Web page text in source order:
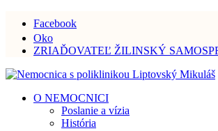
Facebook
Oko
ZRIAĎOVATEĽ ŽILINSKÝ
O NEMOCNICI
Poslanie a vízia
História